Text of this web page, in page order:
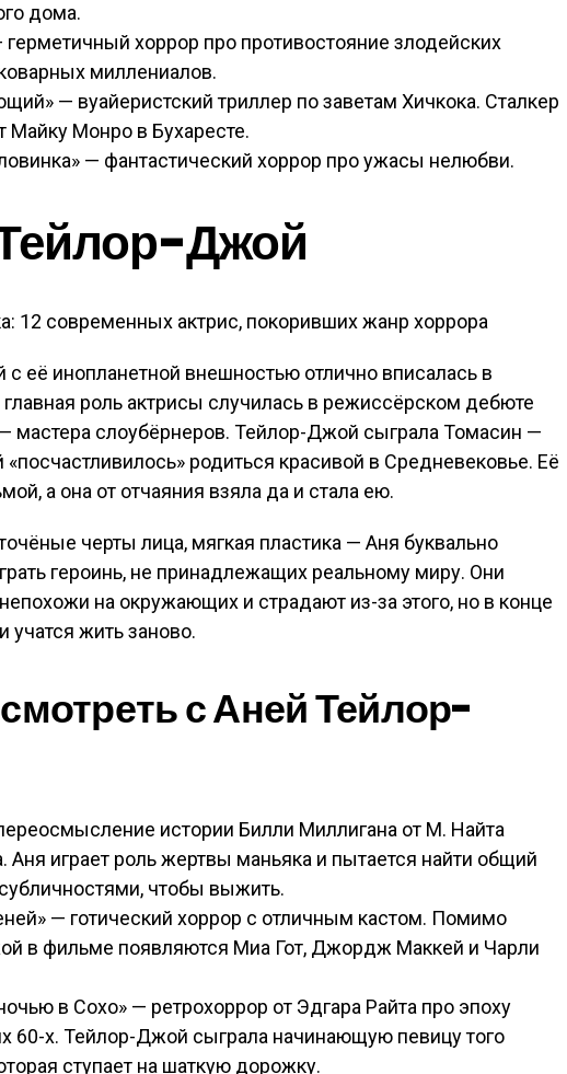
дома.
герметичный хоррор про противостояние злодейских
миллениалов.
— вуайеристский триллер по заветам Хичкока. Сталкер
Майку Монро в Бухаресте.
— фантастический хоррор про ужасы нелюбви.
Джой
её инопланетной внешностью отлично вписалась в
роль актрисы случилась в режиссёрском дебюте
мастера слоубёрнеров. Тейлор-Джой сыграла Томасин —
«посчастливилось» родиться красивой в Средневековье. Её
а она от отчаяния взяла да и стала ею.
черты лица, мягкая пластика — Аня буквально
героинь, не принадлежащих реальному миру. Они
на окружающих и страдают из-за этого, но в конце
учатся жить заново.
с Аней Тейлор-
истории Билли Миллигана от М. Найта
Аня играет роль жертвы маньяка и пытается найти общий
чтобы выжить.
— готический хоррор с отличным кастом. Помимо
в фильме появляются Миа Гот, Джордж Маккей и Чарли
в Сохо» — ретрохоррор от Эдгара Райта про эпоху
60-х. Тейлор-Джой сыграла начинающую певицу того
ступает на шаткую дорожку.